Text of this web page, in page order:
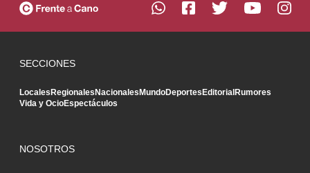
SECCIONES
LocalesRegionalesNacionalesMundoDeportesEditorialRumores
Vida y OcioEspectáculos
NOSOTROS